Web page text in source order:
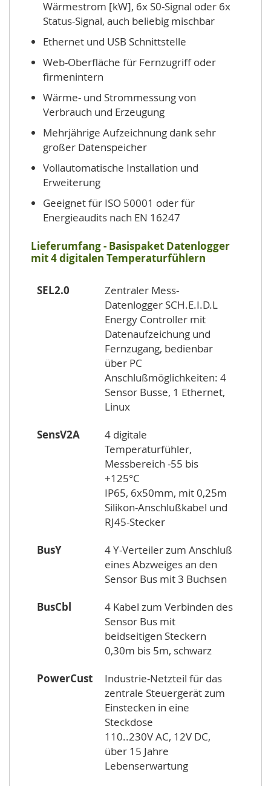
Wärmestrom [kW], 6x S0-Signal oder 6x
Status-Signal, auch beliebig mischbar
Ethernet und USB Schnittstelle
Web-Oberfläche für Fernzugriff oder
firmenintern
Wärme- und Strommessung von
Verbrauch und Erzeugung
Mehrjährige Aufzeichnung dank sehr
großer Datenspeicher
Vollautomatische Installation und
Erweiterung
Geeignet für ISO 50001 oder für
Energieaudits nach EN 16247
Lieferumfang - Basispaket Datenlogger
mit 4 digitalen Temperaturfühlern
SEL2.0
Zentraler Mess-
Datenlogger SCH.E.I.D.L
Energy Controller mit
Datenaufzeichung und
Fernzugang, bedienbar
über PC
Anschlußmöglichkeiten: 4
Sensor Busse, 1 Ethernet,
Linux
SensV2A
4 digitale
Temperaturfühler,
Messbereich -55 bis
+125°C
IP65, 6x50mm, mit 0,25m
Silikon-Anschlußkabel und
RJ45-Stecker
BusY
4 Y-Verteiler zum Anschluß
eines Abzweiges an den
Sensor Bus mit 3 Buchsen
BusCbl
4 Kabel zum Verbinden des
Sensor Bus mit
beidseitigen Steckern
0,30m bis 5m, schwarz
PowerCust
Industrie-Netzteil für das
zentrale Steuergerät zum
Einstecken in eine
Steckdose
110..230V AC, 12V DC,
über 15 Jahre
Lebenserwartung